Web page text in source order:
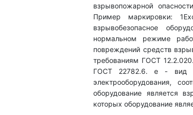
взрывопожарной
Пример маркировки:
взрывобезопасное
нормальном режиме
повреждений средств
требованиям ГОСТ
ГОСТ 22782.6. е - вид
электрооборудования,
оборудование является
которых оборудование